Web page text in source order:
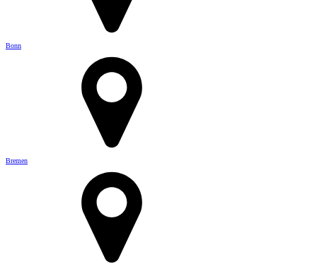
Bonn
Bremen